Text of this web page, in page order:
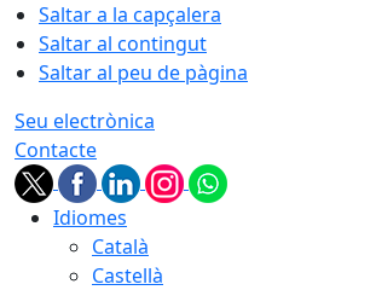
Saltar a la capçalera
Saltar al contingut
Saltar al peu de pàgina
Seu electrònica
Contacte
Idiomes
Català
Castellà